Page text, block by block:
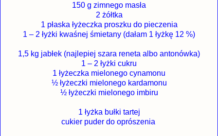
150 g zimnego masła
2 żółtka
1 płaska łyżeczka proszku do pieczenia
1 – 2 łyżki kwaśnej śmietany (dałam 1 łyżkę 12 %)
1,5 kg jabłek (najlepiej szara reneta albo antonówka)
1 – 2 łyżki cukru
1 łyżeczka mielonego cynamonu
½ łyżeczki mielonego kardamonu
½ łyżeczki mielonego imbiru
1 łyżka bułki tartej
cukier puder do oprószenia